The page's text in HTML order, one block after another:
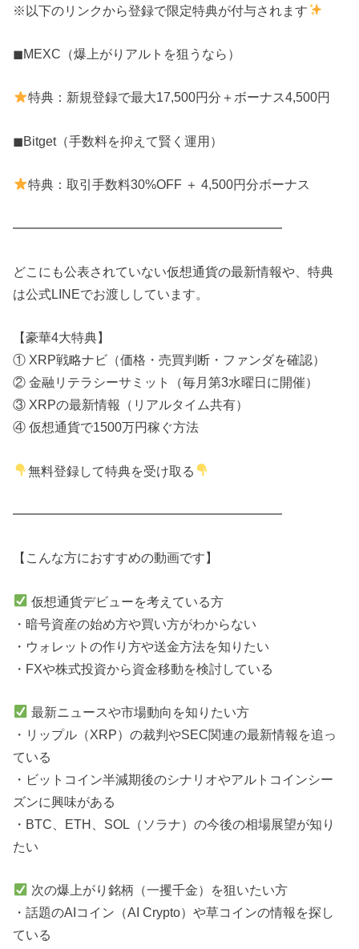
※以下のリンクから登録で限定特典が付与されます
◼MEXC（爆上がりアルトを狙うなら）
特典：新規登録で最大17,500円分＋ボーナス4,500円
◼Bitget（手数料を抑えて賢く運用）
特典：取引手数料30%OFF ＋ 4,500円分ボーナス
━━━━━━━━━━━━━━━━━━━━━
どこにも公表されていない仮想通貨の最新情報や、特典
は公式LINEでお渡ししています。
【豪華4大特典】
① XRP戦略ナビ（価格・売買判断・ファンダを確認）
② 金融リテラシーサミット（毎月第3水曜日に開催）
③ XRPの最新情報（リアルタイム共有）
④ 仮想通貨で1500万円稼ぐ方法
無料登録して特典を受け取る
━━━━━━━━━━━━━━━━━━━━━
【こんな方におすすめの動画です】
仮想通貨デビューを考えている方
・暗号資産の始め方や買い方がわからない
・ウォレットの作り方や送金方法を知りたい
・FXや株式投資から資金移動を検討している
最新ニュースや市場動向を知りたい方
・リップル（XRP）の裁判やSEC関連の最新情報を追っ
ている
・ビットコイン半減期後のシナリオやアルトコインシー
ズンに興味がある
・BTC、ETH、SOL（ソラナ）の今後の相場展望が知り
たい
次の爆上がり銘柄（一攫千金）を狙いたい方
・話題のAIコイン（AI Crypto）や草コインの情報を探し
ている